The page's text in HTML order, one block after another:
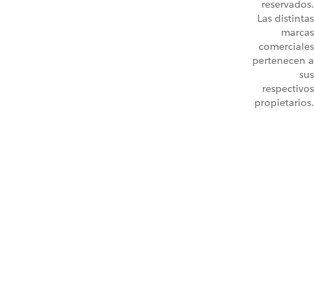
reservados.
Las distintas
marcas
comerciales
pertenecen a
sus
respectivos
propietarios.